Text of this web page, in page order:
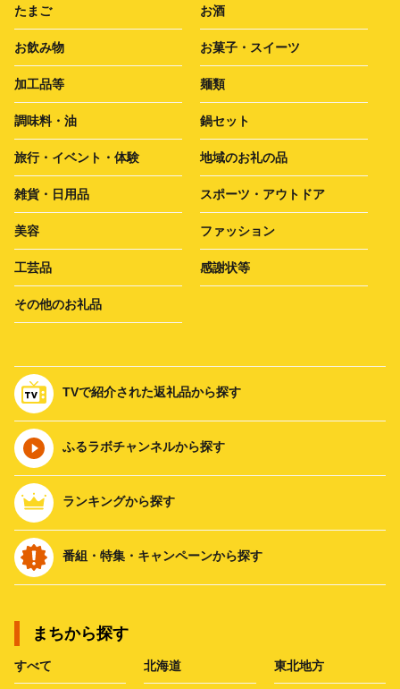
たまご お酒
お飲み物 お菓子・スイーツ
加工品等 麺類
調味料・油 鍋セット
旅行・イベント・体験 地域のお礼の品
雑貨・日用品 スポーツ・アウトドア
美容 ファッション
工芸品 感謝状等
その他のお礼品
TVで紹介された返礼品から探す
ふるラボチャンネルから探す
ランキングから探す
番組・特集・キャンペーンから探す
まちから探す
すべて 北海道 東北地方